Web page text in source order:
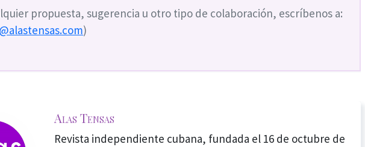
propuesta, sugerencia u otro tipo de colaboración, escríbenos a:
)
Alas Tensas
Revista independiente cubana, fundada el 16 de octubre de